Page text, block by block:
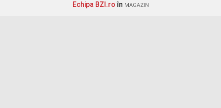
Echipa BZI.roîn MAGAZIN